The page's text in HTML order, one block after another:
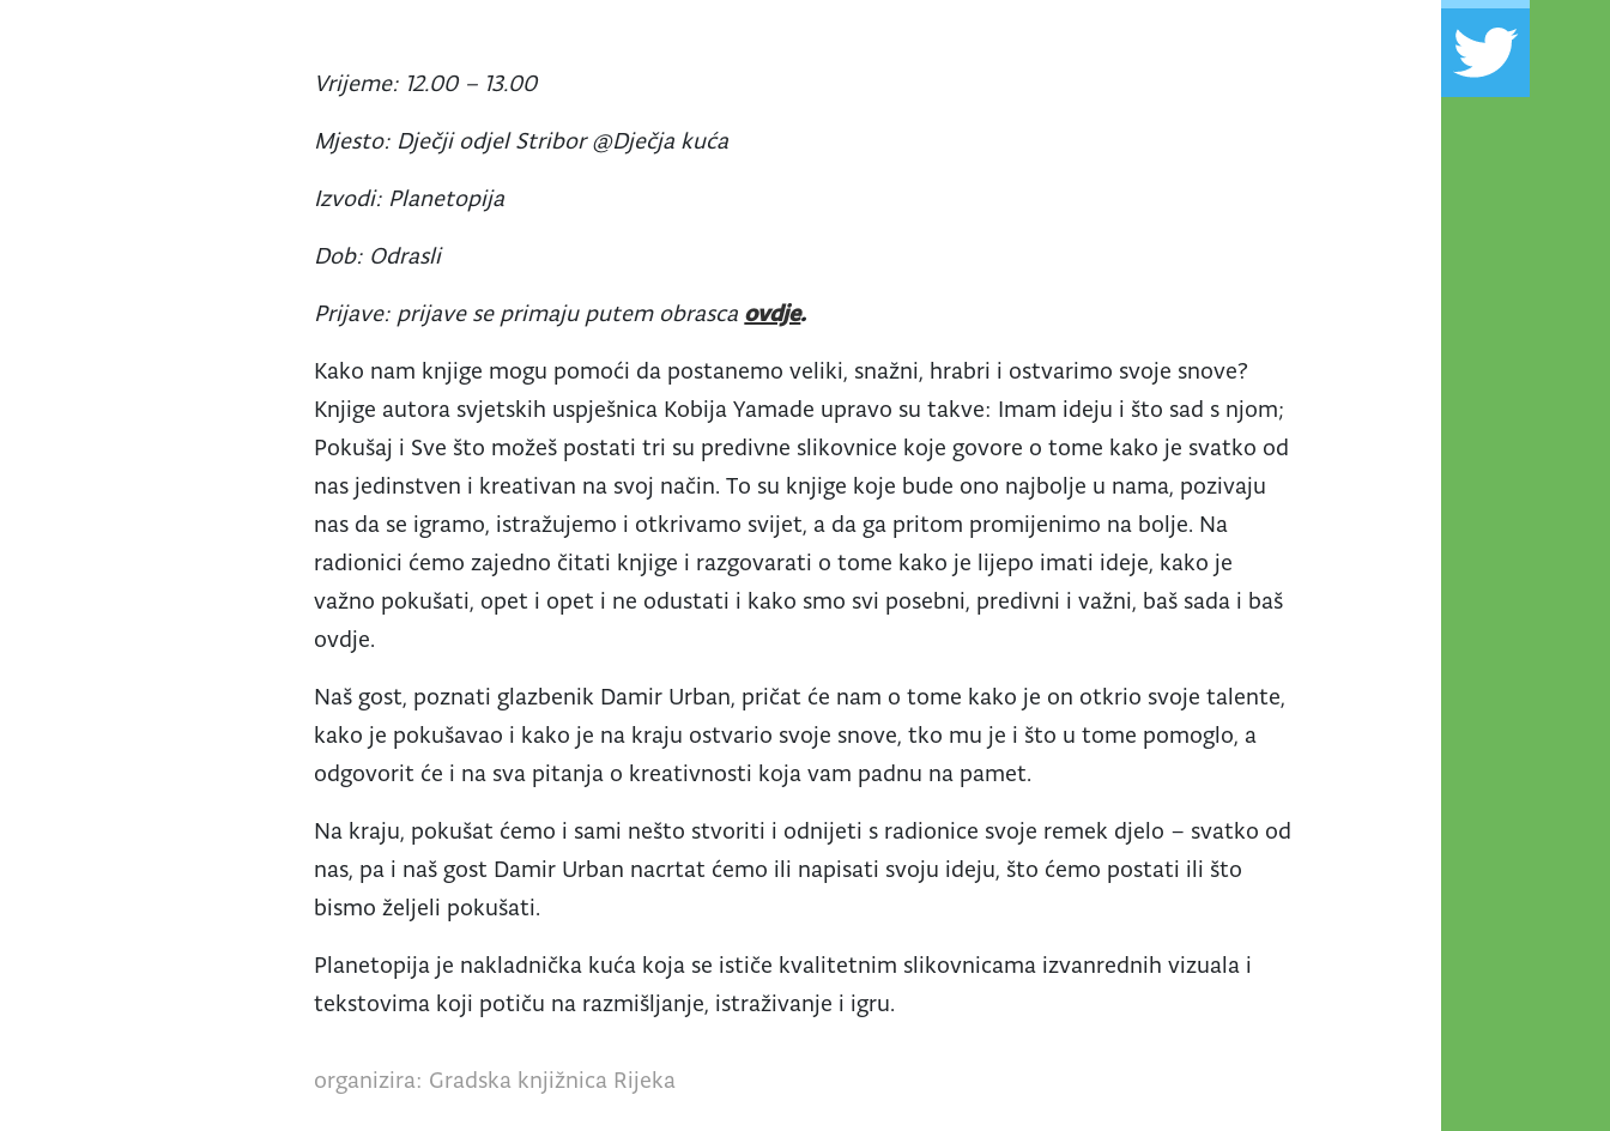
Vrijeme: 12.00 – 13.00
Mjesto: Dječji odjel Stribor @Dječja kuća
Izvodi: Planetopija
Dob: Odrasli
Prijave: prijave se primaju putem obrasca ovdje.
Kako nam knjige mogu pomoći da postanemo veliki, snažni, hrabri i ostvarimo svoje snove?
Knjige autora svjetskih uspješnica Kobija Yamade upravo su takve: Imam ideju i što sad s njom;
Pokušaj i Sve što možeš postati tri su predivne slikovnice koje govore o tome kako je svatko od
nas jedinstven i kreativan na svoj način. To su knjige koje bude ono najbolje u nama, pozivaju
nas da se igramo, istražujemo i otkrivamo svijet, a da ga pritom promijenimo na bolje. Na
radionici ćemo zajedno čitati knjige i razgovarati o tome kako je lijepo imati ideje, kako je
važno pokušati, opet i opet i ne odustati i kako smo svi posebni, predivni i važni, baš sada i baš
ovdje.
Naš gost, poznati glazbenik Damir Urban, pričat će nam o tome kako je on otkrio svoje talente,
kako je pokušavao i kako je na kraju ostvario svoje snove, tko mu je i što u tome pomoglo, a
odgovorit će i na sva pitanja o kreativnosti koja vam padnu na pamet.
Na kraju, pokušat ćemo i sami nešto stvoriti i odnijeti s radionice svoje remek djelo – svatko od
nas, pa i naš gost Damir Urban nacrtat ćemo ili napisati svoju ideju, što ćemo postati ili što
bismo željeli pokušati.
Planetopija je nakladnička kuća koja se ističe kvalitetnim slikovnicama izvanrednih vizuala i
tekstovima koji potiču na razmišljanje, istraživanje i igru.
organizira: Gradska knjižnica Rijeka